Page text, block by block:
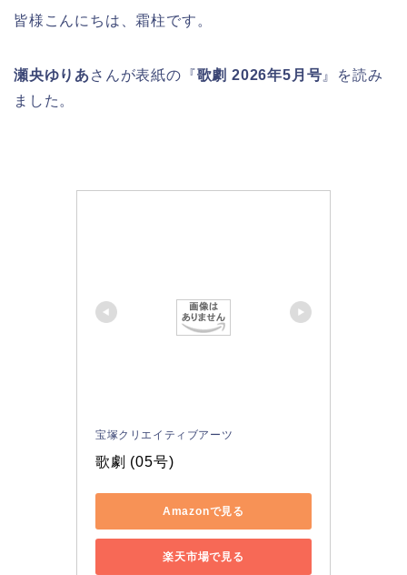
皆様こんにちは、霜柱です。
瀬央ゆりあさんが表紙の『歌劇 2026年5月号 』を読み
ました。
宝塚クリエイティブアーツ
歌劇 (05号)
Amazonで見る
楽天市場で見る